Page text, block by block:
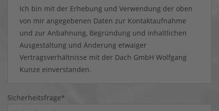
Ich bin mit der Erhebung und Verwendung der oben
von mir angegebenen Daten zur Kontaktaufnahme
und zur Anbahnung, Begründung und inhaltlichen
Ausgestaltung und Änderung etwaiger
Vertragsverhältnisse mit der Dach GmbH Wolfgang
Kunze einverstanden.
Sicherheitsfrage*